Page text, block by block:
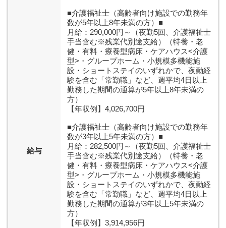
給与
■介護福祉士（高齢者向け施設での勤務年
数が5年以上8年未満の方）■
月給：290,000円～（夜勤5回、介護福祉士
手当含む※残業代別途支給）（特養・老
健・有料・療養型病床・ケアハウス<介護
型>・グループホーム・小規模多機能施
設・ショートステイのいずれかで、夜勤経
験を含む「常勤職」など、週平均4日以上
勤務した期間の通算が5年以上8年未満の
方）
【年収例】4,026,700円
■介護福祉士（高齢者向け施設での勤務年
数が3年以上5年未満の方）■
月給：282,500円～（夜勤5回、介護福祉士
手当含む※残業代別途支給）（特養・老
健・有料・療養型病床・ケアハウス<介護
型>・グループホーム・小規模多機能施
設・ショートステイのいずれかで、夜勤経
験を含む「常勤職」など、週平均4日以上
勤務した期間の通算が3年以上5年未満の
方）
【年収例】3,914,956円